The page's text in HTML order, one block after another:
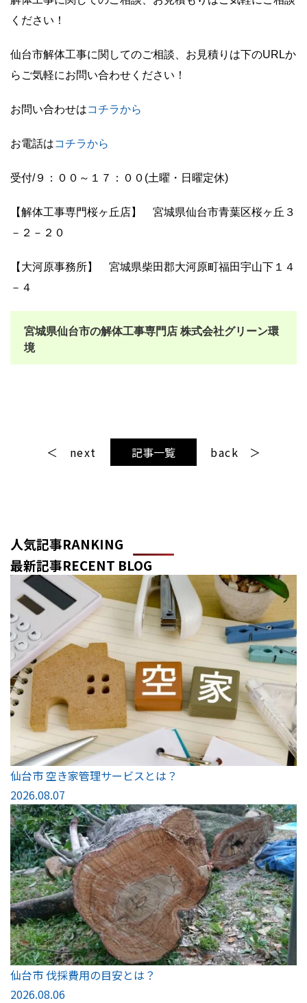
ください！
仙台市解体工事に関してのご相談、お見積りは下のURLか
らご気軽にお問い合わせください！
お問い合わせはコチラから
お電話はコチラから
受付/９：００～１７：００(土曜・日曜定休)
【解体工事専門桜ヶ丘店】 宮城県仙台市青葉区桜ヶ丘３
－２－２０
【大河原事務所】 宮城県柴田郡大河原町福田宇山下１４
－４
宮城県仙台市の解体工事専門店 株式会社グリーン環
境
next 記事一覧 back
人気記事RANKING
最新記事RECENT BLOG
仙台市 空き家管理サービスとは？
2026.08.07
仙台市 伐採費用の目安とは？
2026.08.06